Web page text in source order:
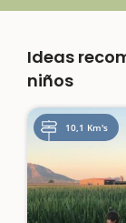
Ideas
niños
10,1 Km's